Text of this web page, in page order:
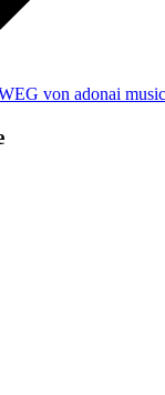
von adonai music